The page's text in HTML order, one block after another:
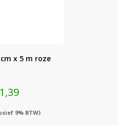
x 5 m roze
9% BTW)